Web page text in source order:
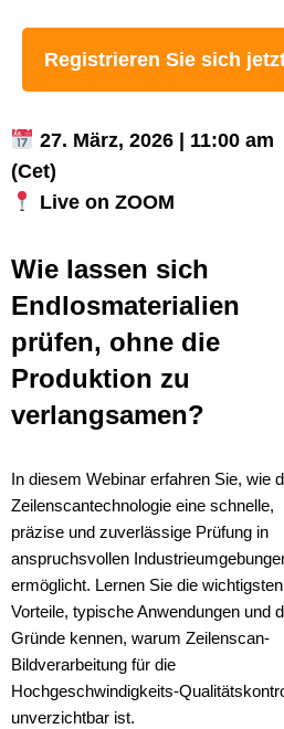
Registrieren Sie sich
27. März, 2026 | 11:00 am
(Cet)
Live on ZOOM
Wie lassen sich
Endlosmaterialien
prüfen, ohne die
Produktion zu
verlangsamen?
In diesem Webinar erfahren Sie, wie
Zeilenscantechnologie eine schnelle,
präzise und zuverlässige Prüfung in
anspruchsvollen
ermöglicht. Lernen Sie die wichtigsten
Vorteile, typische Anwendungen und
Gründe kennen, warum Zeilenscan-
Bildverarbeitung für die
Hochgeschwindigkeits-
unverzichtbar ist.